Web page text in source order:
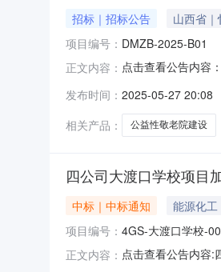
招标｜招标公告 山西省
项目编号： DMZB-2025-B01
正文内容： 点击查看公告内容
凝土板（ALC）采
襄县公益性敬老院
发布时间： 2025-05-27 20:08
相关产品：
公益性敬老院建设
四公司大渡口学校项目
中标｜中标通知 能源化工
项目编号： 4GS-大渡口学校-
正文内容： 点击查看公告内容: